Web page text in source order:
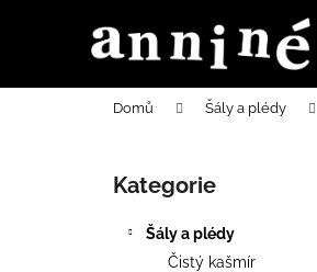
Domů Šály a plédy
Přeskočit
kategorie
Kategorie
Šály a plédy
Čistý kašmír
í
Zpět
do
Zpět
do